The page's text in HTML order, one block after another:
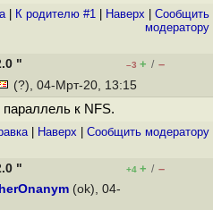
| К родителю #1 Наверх
Cообщить
модератору
" –3 + / –
(?), 04-Мрт-20, 13:15
к NFS.
| Наверх Cообщить модератору
" +4 + / –
(ok), 04-